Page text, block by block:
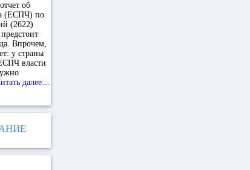
об
(ЕСПЧ) по
(2622)
Впрочем,
у страны
власти
далее…